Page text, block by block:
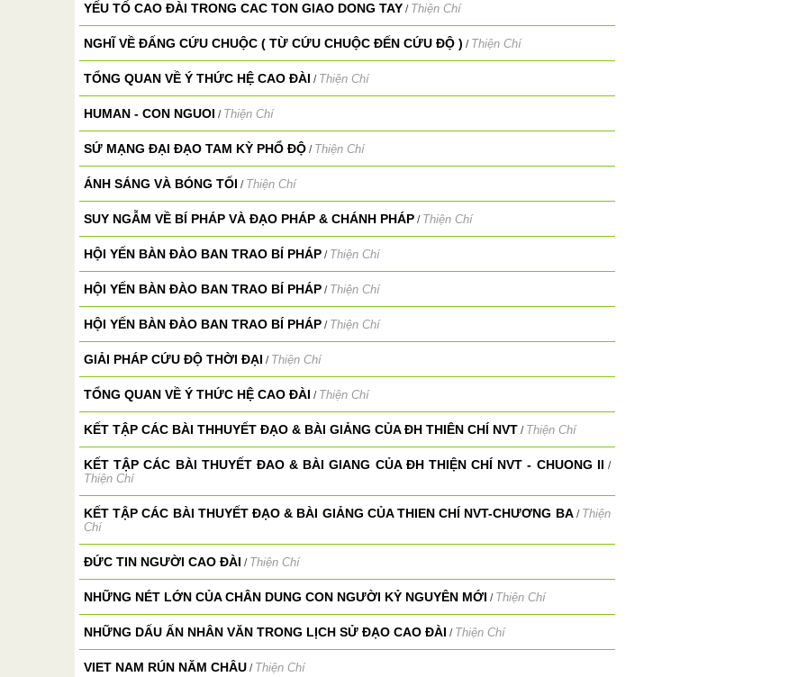
YẾU TỐ CAO ĐÀI TRONG CAC TON GIAO DONG TAY / Thiện Chí
NGHĨ VỀ ĐẤNG CỨU CHUỘC ( TỪ CỨU CHUỘC ĐẾN CỨU ĐỘ ) / Thiện Chí
TỔNG QUAN VỀ Ý THỨC HỆ CAO ĐÀI / Thiện Chí
HUMAN - CON NGUOI / Thiện Chí
SỨ MẠNG ĐẠI ĐẠO TAM KỲ PHỔ ĐỘ / Thiện Chí
ÁNH SÁNG VÀ BÓNG TỐI / Thiện Chí
SUY NGẪM VỀ BÍ PHÁP VÀ ĐẠO PHÁP & CHÁNH PHÁP / Thiện Chí
HỘI YẾN BÀN ĐÀO BAN TRAO BÍ PHÁP / Thiện Chí
HỘI YẾN BÀN ĐÀO BAN TRAO BÍ PHÁP / Thiện Chí
HỘI YẾN BÀN ĐÀO BAN TRAO BÍ PHÁP / Thiện Chí
GIẢI PHÁP CỨU ĐỘ THỜI ĐẠI / Thiện Chí
TỔNG QUAN VỀ Ý THỨC HỆ CAO ĐÀI / Thiện Chí
KẾT TẬP CÁC BÀI THHUYẾT ĐẠO & BÀI GIẢNG CỦA ĐH THIÊN CHÍ NVT / Thiện Chí
KẾT TẬP CÁC BÀI THUYẾT ĐAO & BÀI GIANG CỦA ĐH THIỆN CHÍ NVT - CHUONG II /
Thiện Chí
KẾT TẬP CÁC BÀI THUYẾT ĐẠO & BÀI GIẢNG CỦA THIEN CHÍ NVT-CHƯƠNG BA/ Thiện
Chí
ĐỨC TIN NGƯỜI CAO ĐÀI / Thiện Chí
NHỮNG NÉT LỚN CỦA CHÂN DUNG CON NGƯỜI KỶ NGUYÊN MỚI / Thiện Chí
NHỮNG DẤU ẤN NHÂN VĂN TRONG LỊCH SỬ ĐẠO CAO ĐÀI / Thiện Chí
VIET NAM RÚN NĂM CHÂU / Thiện Chí